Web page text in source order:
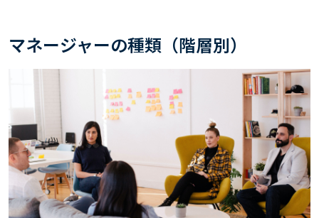
マネージャーの種類（階層別）